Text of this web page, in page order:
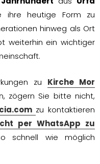
ihre heutige Form zu
hinweg als Ort
weiterhin ein wichtiger
zu Kirche Mor
zögern Sie bitte nicht,
zu kontaktieren
per WhatsApp zu
schnell wie möglich